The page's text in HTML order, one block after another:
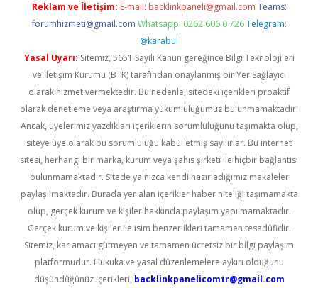
Reklam ve İletişim: E-mail: backlinkpaneli@gmail.com Teams:
forumhizmeti@gmail.com Whatsapp: 0262 606 0 726 Telegram:
@karabul
Yasal Uyarı: Sitemiz, 5651 Sayılı Kanun gereğince Bilgi Teknolojileri
ve İletişim Kurumu (BTK) tarafından onaylanmış bir Yer Sağlayıcı
olarak hizmet vermektedir. Bu nedenle, sitedeki içerikleri proaktif
olarak denetleme veya araştırma yükümlülüğümüz bulunmamaktadır.
Ancak, üyelerimiz yazdıkları içeriklerin sorumluluğunu taşımakta olup,
siteye üye olarak bu sorumluluğu kabul etmiş sayılırlar. Bu internet
sitesi, herhangi bir marka, kurum veya şahıs şirketi ile hiçbir bağlantısı
bulunmamaktadır. Sitede yalnızca kendi hazırladığımız makaleler
paylaşılmaktadır. Burada yer alan içerikler haber niteliği taşımamakta
olup, gerçek kurum ve kişiler hakkında paylaşım yapılmamaktadır.
Gerçek kurum ve kişiler ile isim benzerlikleri tamamen tesadüfidir.
Sitemiz, kar amacı gütmeyen ve tamamen ücretsiz bir bilgi paylaşım
platformudur. Hukuka ve yasal düzenlemelere aykırı olduğunu
düşündüğünüz içerikleri, backlinkpanelicomtr@gmail.com